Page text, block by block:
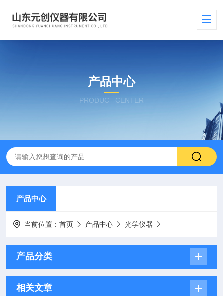
产品中心
PRODUCT CENTER
产品中心
当前位置：首页 产品中心 光学仪器
产品分类
相关文章